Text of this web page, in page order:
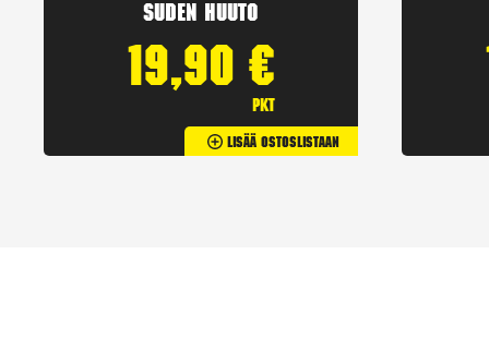
Suden huuto
19,90 €
pkt
Lisää Ostoslistaan